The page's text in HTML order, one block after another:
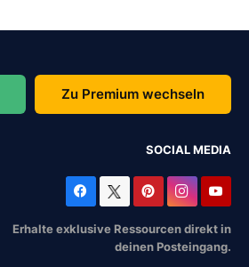
Zu Premium wechseln
SOCIAL MEDIA
Erhalte exklusive Ressourcen direkt in
deinen Posteingang.